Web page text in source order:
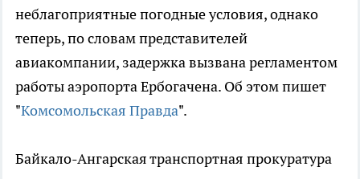
неблагоприятные погодные условия, однако
теперь, по словам представителей
авиакомпании, задержка вызвана регламентом
работы аэропорта Ербогачена. Об этом пишет
"Комсомольская Правда".
Байкало-Ангарская транспортная прокуратура